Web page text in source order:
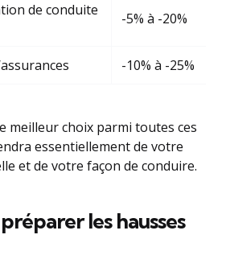
de conduite
-5% à -20%
-10% à -25%
meilleur choix parmi toutes ces
essentiellement de votre
et de votre façon de conduire.
les hausses